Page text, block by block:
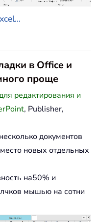
в Office и
проще
редактирования и
, Publisher,
документов
новых отдельных
на50% и
мышью на сотни